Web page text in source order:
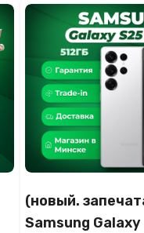
(новый.
Samsung